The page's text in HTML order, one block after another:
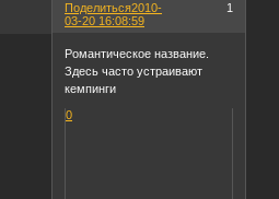
Поделиться 1
2010-
03-20 16:08:59
Романтическое название.
Здесь часто устраивают
кемпинги
0